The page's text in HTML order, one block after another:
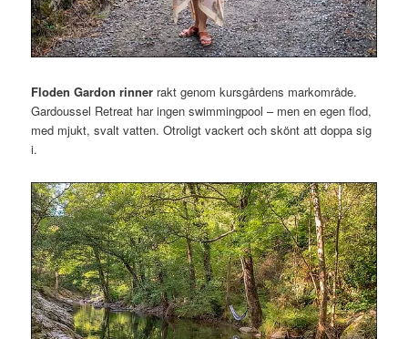
Floden Gardon rinner rakt genom kursgårdens markområde.
Gardoussel Retreat har ingen swimmingpool – men en egen flod,
med mjukt, svalt vatten. Otroligt vackert och skönt att doppa sig
i.